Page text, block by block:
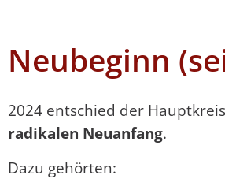
Neubeginn
2024 entschied der
radikalen Neuanfang.
Dazu gehörten: